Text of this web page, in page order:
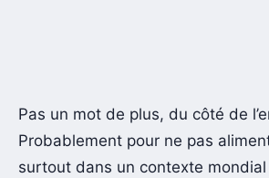
Pas un mot de plus, du côté de
Probablement pour ne pas
surtout dans un contexte